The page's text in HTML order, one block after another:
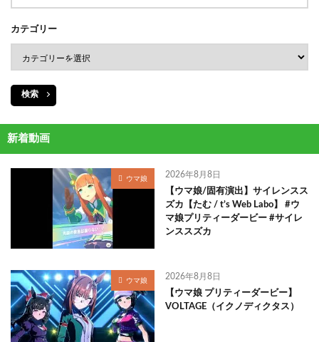
カテゴリー
検索
新着動画
ウマ娘 2026年8月8日
【ウマ娘/固有演出】サイレンスス
ズカ【たむ / t’s Web Labo】 #ウ
マ娘プリティーダービー #サイレ
ンススズカ
ウマ娘 2026年8月8日
【ウマ娘 プリティーダービー】
VOLTAGE（イクノディクタス）